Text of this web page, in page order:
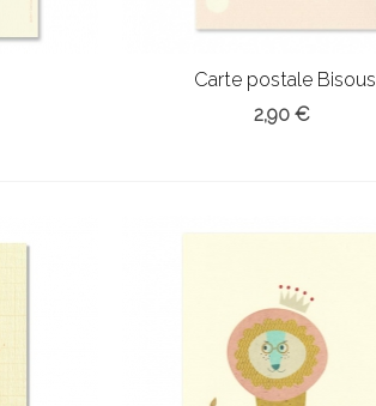
Carte postale Bisous
2,90 €